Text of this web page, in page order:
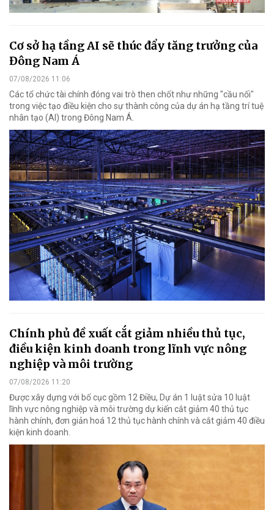
Cơ sở hạ tầng AI sẽ thúc đẩy tăng trưởng của
Đông Nam Á
07/08/2026 11:06
Các tổ chức tài chính đóng vai trò then chốt như những "cầu nối"
trong việc tạo điều kiện cho sự thành công của dự án hạ tầng trí tuệ
nhân tạo (AI) trong Đông Nam Á.
Chính phủ đề xuất cắt giảm nhiều thủ tục,
điều kiện kinh doanh trong lĩnh vực nông
nghiệp và môi trường
07/08/2026 11:20
Được xây dựng với bố cục gồm 12 Điều, Dự án 1 luật sửa 10 luật
lĩnh vực nông nghiệp và môi trường dự kiến cắt giảm 40 thủ tục
hành chính, đơn giản hoá 12 thủ tục hành chính và cắt giảm 40 điều
kiện kinh doanh.